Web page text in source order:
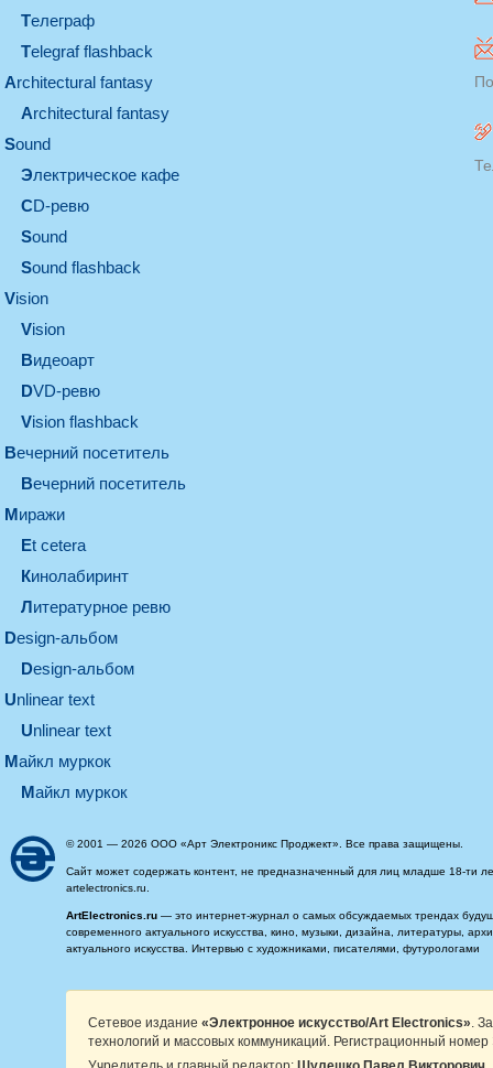
телеграф
Telegraf flashback
architectural fantasy
architectural fantasy
sound
электрическое кафе
CD-ревю
sound
Sound flashback
vision
vision
видеоарт
DVD-ревю
Vision flashback
вечерний посетитель
вечерний посетитель
миражи
et cetera
кинолабиринт
литературное ревю
design-альбом
design-альбом
unlinear text
Unlinear text
майкл муркок
майкл муркок
© 2001 — 2026 ООО «Арт Электроникс Проджект». Все права защищены.
Сайт может содержать контент, не предназначенный для лиц младше 18-ти
artelectronics.ru.
ArtElectronics.ru — это интернет-журнал о самых обсуждаемых трендах
современного актуального искусства, кино, музыки, дизайна, литературы,
актуального искусства. Интервью с художниками, писателями, футурологами
Сетевое издание «Электронное искусство/Art Electronics» .
технологий и массовых коммуникаций. Регистрационный